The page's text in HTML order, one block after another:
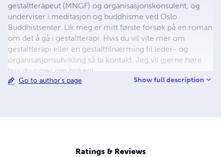
gestaltterapeut (MNGF) og organisasjonskonsulent, og
underviser i meditasjon og buddhisme ved Oslo
Buddhistsenter. Lik meg er mitt første forsøk på en roman
om det å gå i gestaltterapi. Hvis du vil vite mer om
gestaltterapi eller en gestalttilnærming til leder- og
organisasjonsutvikling så ta kontakt. Jeg vil gjerne høre
hva du synes om boken!
Go to author's page Show full description
Ratings & Reviews